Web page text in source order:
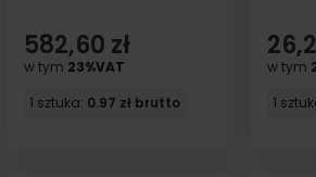
582,60 zł
w tym 23%VAT
1 sztuka: 0.97 zł brutto
w tym
1